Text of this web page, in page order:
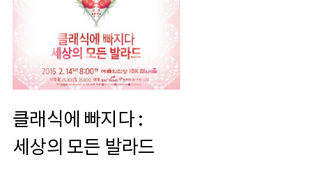
클래식에 빠지다 :
세상의 모든 발라드